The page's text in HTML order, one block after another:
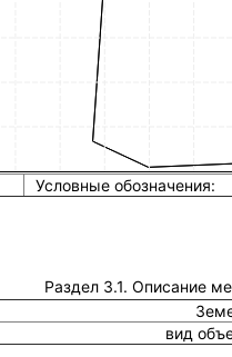
Условные обозначения:
Раздел 3.1. Описание
вид